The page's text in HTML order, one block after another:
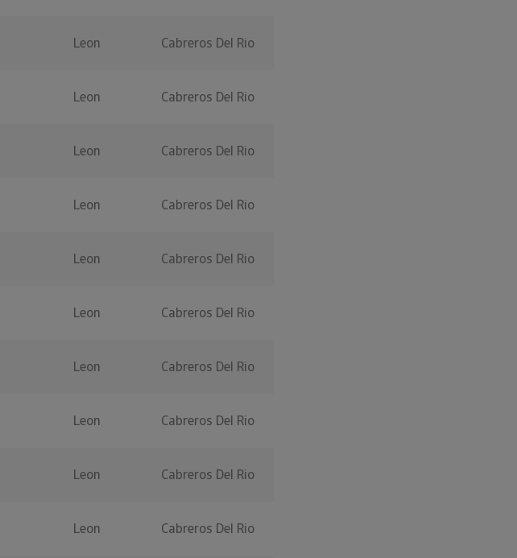
Leon Cabreros Del Rio
Leon Cabreros Del Rio
Leon Cabreros Del Rio
Leon Cabreros Del Rio
Leon Cabreros Del Rio
Leon Cabreros Del Rio
Leon Cabreros Del Rio
Leon Cabreros Del Rio
Leon Cabreros Del Rio
Leon Cabreros Del Rio